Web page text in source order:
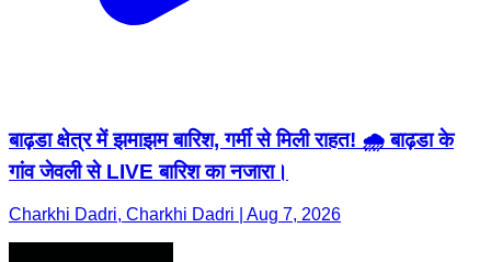
बाढ़डा क्षेत्र में झमाझम बारिश, गर्मी से मिली राहत! 🌧️ बाढ़डा के
गांव जेवली से LIVE बारिश का नजारा।
Charkhi Dadri, Charkhi Dadri | Aug 7, 2026